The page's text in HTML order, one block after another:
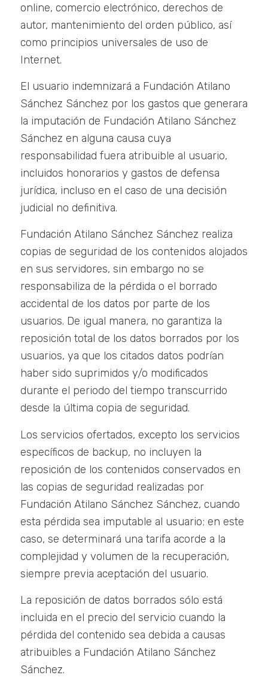
online, comercio electrónico, derechos de
autor, mantenimiento del orden público, así
como principios universales de uso de
Internet.
El usuario indemnizará a Fundación Atilano
Sánchez Sánchez por los gastos que generara
la imputación de Fundación Atilano Sánchez
Sánchez en alguna causa cuya
responsabilidad fuera atribuible al usuario,
incluidos honorarios y gastos de defensa
jurídica, incluso en el caso de una decisión
judicial no definitiva.
Fundación Atilano Sánchez Sánchez realiza
copias de seguridad de los contenidos alojados
en sus servidores, sin embargo no se
responsabiliza de la pérdida o el borrado
accidental de los datos por parte de los
usuarios. De igual manera, no garantiza la
reposición total de los datos borrados por los
usuarios, ya que los citados datos podrían
haber sido suprimidos y/o modificados
durante el periodo del tiempo transcurrido
desde la última copia de seguridad.
Los servicios ofertados, excepto los servicios
específicos de backup, no incluyen la
reposición de los contenidos conservados en
las copias de seguridad realizadas por
Fundación Atilano Sánchez Sánchez, cuando
esta pérdida sea imputable al usuario; en este
caso, se determinará una tarifa acorde a la
complejidad y volumen de la recuperación,
siempre previa aceptación del usuario.
La reposición de datos borrados sólo está
incluida en el precio del servicio cuando la
pérdida del contenido sea debida a causas
atribuibles a Fundación Atilano Sánchez
Sánchez.